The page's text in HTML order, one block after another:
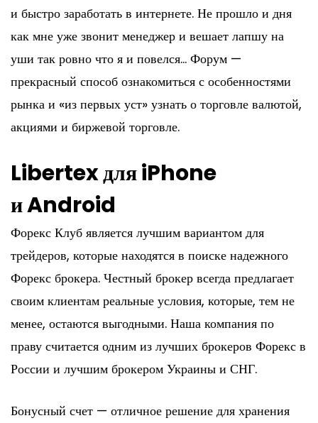
и быстро заработать в интернете. Не прошло и дня
как мне уже звонит менеджер и вешает лапшу на
уши так ровно что я и повелся… Форум —
прекрасный способ ознакомиться с особенностями
рынка и «из первых уст» узнать о торговле валютой,
акциями и биржевой торговле.
Libertex для iPhone
и Android
Форекс Клуб является лучшим вариантом для
трейдеров, которые находятся в поиске надежного
Форекс брокера. Честный брокер всегда предлагает
своим клиентам реальные условия, которые, тем не
менее, остаются выгодными. Наша компания по
праву считается одним из лучших брокеров Форекс в
России и лучшим брокером Украины и СНГ.
Бонусный счет — отличное решение для хранения